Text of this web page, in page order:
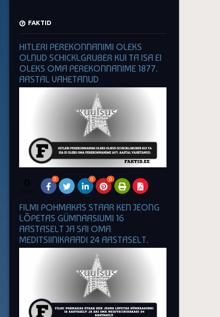
FAKTID
HITLERI PEREKONNANIMI OLEKS
OLNUD SCHICKLGRUBER KUI TA ISA EI
OLEKS OMA PEREKONNANIME 1877.
AASTAL VAHETANUD
0 0 0 0
FILMI POHMAKAS STAAR KEN JEONG
LÕPETAS GÜMNAASIUMI 16
AASTASELT JA SAI OMA
MEDITSIINIKRAADI 24 AASTASELT.